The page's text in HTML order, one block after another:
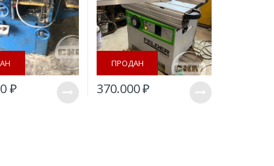
₽
ПРОДАН
370.000₽